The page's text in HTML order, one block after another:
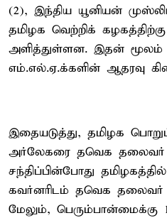
(2), இந்திய யூனியன்
தமிழக வெற்றிக்
அளித்துள்ளன. இதன் மூலம்
எம்.எல்.ஏ.க்களின் ஆதரவு
இதையடுத்து, தமிழக
அர்லேகரை தவெக தலைவர்
சந்திப்பின்போது
கவர்னரிடம் தவெக தலைவர்
மேலும், பெரும்பான்மைக்கு